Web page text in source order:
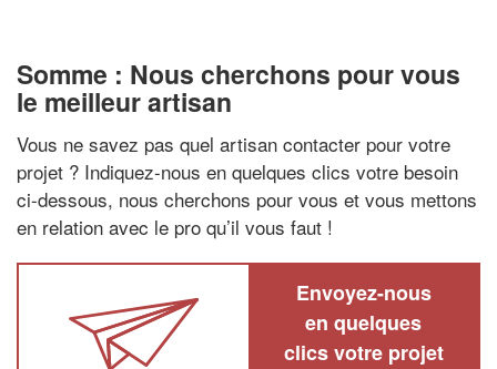
Somme : Nous cherchons pour vous
le meilleur artisan
Vous ne savez pas quel artisan contacter pour votre
projet ? Indiquez-nous en quelques clics votre besoin
ci-dessous, nous cherchons pour vous et vous mettons
en relation avec le pro qu’il vous faut !
Envoyez-nous
en quelques
clics votre projet